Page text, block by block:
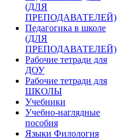
(ДЛЯ
ПРЕПОДАВАТЕЛЕЙ)
Педагогика в школе
(ДЛЯ
ПРЕПОДАВАТЕЛЕЙ)
Рабочие тетради для
ДОУ
Рабочие тетради для
ШКОЛЫ
Учебники
Учебно-наглядные
пособия
Языки Филология